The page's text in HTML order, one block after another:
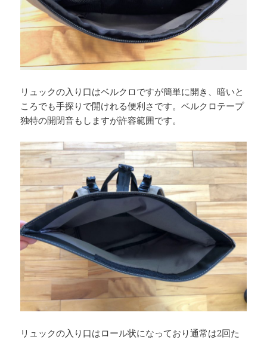
リュックの入り口はベルクロですが簡単に開き、暗いと
ころでも手探りで開けれる便利さです。ベルクロテープ
独特の開閉音もしますが許容範囲です。
リュックの入り口はロール状になっており通常は2回た